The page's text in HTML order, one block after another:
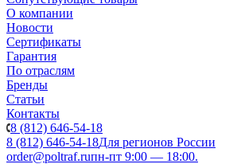
О компании
Новости
Сертификаты
Гарантия
По отраслям
Бренды
Статьи
Контакты
8 (812) 646-54-18
8 (812) 646-54-18Для регионов России
order@poltraf.ruпн-пт 9:00 — 18:00.